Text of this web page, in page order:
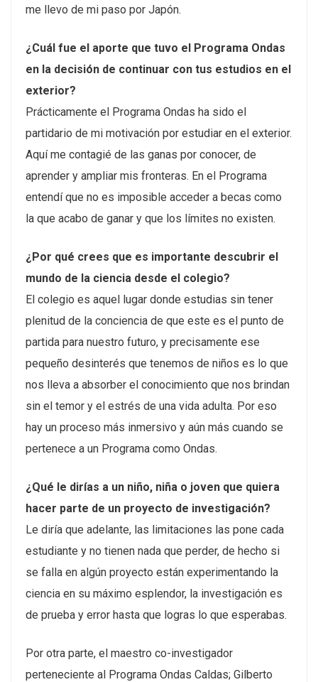
me llevo de mi paso por Japón.
¿Cuál fue el aporte que tuvo el Programa Ondas
en la decisión de continuar con tus estudios en el
exterior?
Prácticamente el Programa Ondas ha sido el
partidario de mi motivación por estudiar en el exterior.
Aquí me contagié de las ganas por conocer, de
aprender y ampliar mis fronteras. En el Programa
entendí que no es imposible acceder a becas como
la que acabo de ganar y que los límites no existen.
¿Por qué crees que es importante descubrir el
mundo de la ciencia desde el colegio?
El colegio es aquel lugar donde estudias sin tener
plenitud de la conciencia de que este es el punto de
partida para nuestro futuro, y precisamente ese
pequeño desinterés que tenemos de niños es lo que
nos lleva a absorber el conocimiento que nos brindan
sin el temor y el estrés de una vida adulta. Por eso
hay un proceso más inmersivo y aún más cuando se
pertenece a un Programa como Ondas.
¿Qué le dirías a un niño, niña o joven que quiera
hacer parte de un proyecto de investigación?
Le diría que adelante, las limitaciones las pone cada
estudiante y no tienen nada que perder, de hecho si
se falla en algún proyecto están experimentando la
ciencia en su máximo esplendor, la investigación es
de prueba y error hasta que logras lo que esperabas.
Por otra parte, el maestro co-investigador
perteneciente al Programa Ondas Caldas; Gilberto